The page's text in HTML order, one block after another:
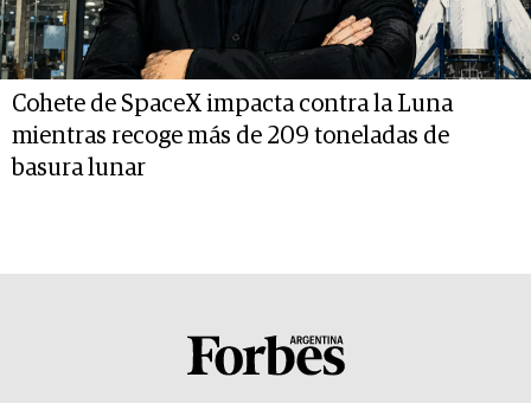
Cohete de SpaceX impacta contra la Luna
mientras recoge más de 209 toneladas de
basura lunar